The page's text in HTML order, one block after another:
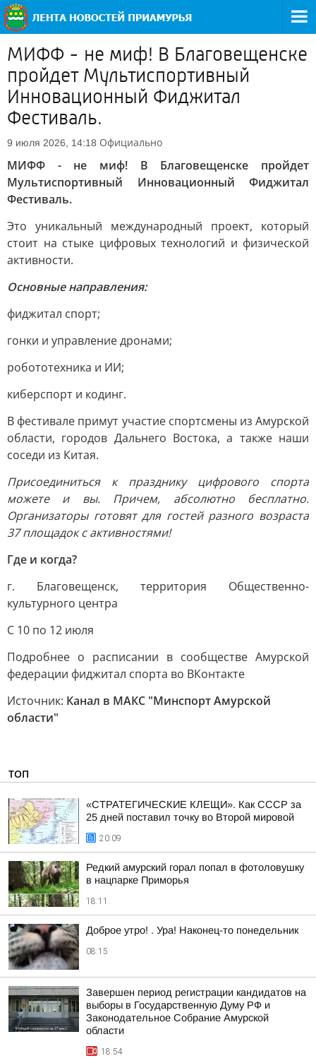
МИФФ - не миф! В Благовещенске
пройдет Мультиспортивный
Инновационный Фиджитал
Фестиваль.
9 июля 2026, 14:18 Официально
МИФФ - не миф! В Благовещенске пройдет
Мультиспортивный Инновационный Фиджитал
Фестиваль.
Это уникальный международный проект, который
стоит на стыке цифровых технологий и физической
активности.
Основные направления:
фиджитал спорт;
гонки и управление дронами;
робототехника и ИИ;
киберспорт и кодинг.
В фестивале примут участие спортсмены из Амурской
области, городов Дальнего Востока, а также наши
соседи из Китая.
Присоединиться к празднику цифрового спорта
можете и вы. Причем, абсолютно бесплатно.
Организаторы готовят для гостей разного возраста
37 площадок с активностями!
Где и когда?
г. Благовещенск, территория Общественно-
культурного центра
С 10 по 12 июля
Подробнее о расписании в сообществе Амурской
федерации фиджитал спорта во ВКонтакте
Источник: Канал в МАКС "Минспорт Амурской
области"
ТОП
«СТРАТЕГИЧЕСКИЕ КЛЕЩИ». Как СССР за
25 дней поставил точку во Второй мировой
20:09
Редкий амурский горал попал в фотоловушку
в нацпарке Приморья
18:11
Доброе утро! . Ура! Наконец-то понедельник
08:15
Завершен период регистрации кандидатов на
выборы в Государственную Думу РФ и
Законодательное Собрание Амурской
области
18:54